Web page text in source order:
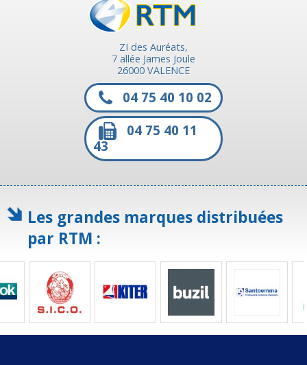
ZI des Auréats,
7 allée James Joule
26000 VALENCE
04 75 40 10 02
04 75 40 11
43
Les grandes marques distribuées
par RTM :